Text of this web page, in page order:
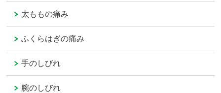
太ももの痛み
ふくらはぎの痛み
手のしびれ
腕のしびれ